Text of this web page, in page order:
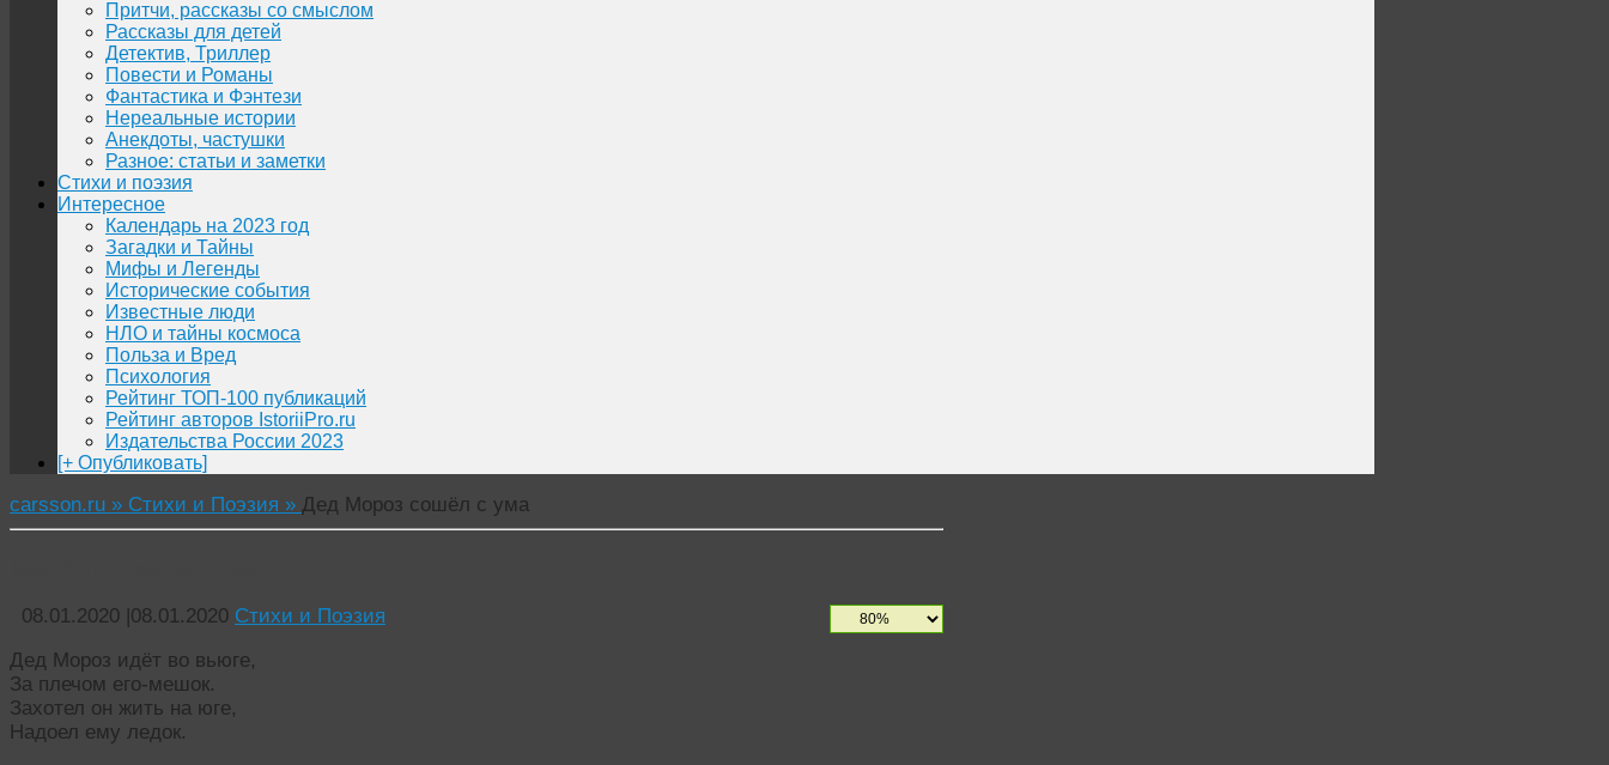
Притчи, рассказы со смыслом
Рассказы для детей
Детектив, Триллер
Повести и Романы
Фантастика и Фэнтези
Нереальные истории
Анекдоты, частушки
Разное: статьи и заметки
Стихи и поэзия
Интересное
Календарь на 2023 год
Загадки и Тайны
Мифы и Легенды
Исторические события
Известные люди
НЛО и тайны космоса
Польза и Вред
Психология
Рейтинг ТОП-100 публикаций
Рейтинг авторов IstoriiPro.ru
Издательства России 2023
[+ Опубликовать]
carsson.ru » Стихи и Поэзия » Дед Мороз сошёл с ума
08.01.2020 |08.01.2020 Стихи и Поэзия
Дед Мороз идёт во вьюге,
За плечом его-мешок.
Захотел он жить на юге,
Надоел ему ледок.